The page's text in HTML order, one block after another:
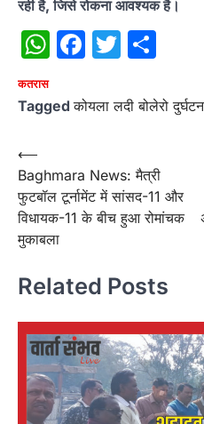
रही है, जिसे रोकना आवश्यक है।
WhatsApp
Facebook
Twitter
कतरास
Taggedकोयला लदी बोलेरो
Post
navigation
⟵
Baghmara News: मैत्री
फुटबॉल टूर्नामेंट में सांसद-11 और
विधायक-11 के बीच हुआ रोमांचक
मुकाबला
Related Posts